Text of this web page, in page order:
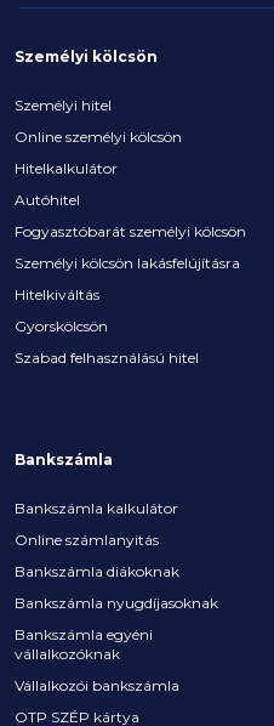
Személyi kölcsön
Személyi hitel
Online személyi kölcsön
Hitelkalkulátor
Autóhitel
Fogyasztóbarát személyi kölcsön
Személyi kölcsön lakásfelújításra
Hitelkiváltás
Gyorskölcsön
Szabad felhasználású hitel
Bankszámla
Bankszámla kalkulátor
Online számlanyitás
Bankszámla diákoknak
Bankszámla nyugdíjasoknak
Bankszámla egyéni
vállalkozóknak
Vállalkozói bankszámla
OTP SZÉP kártya